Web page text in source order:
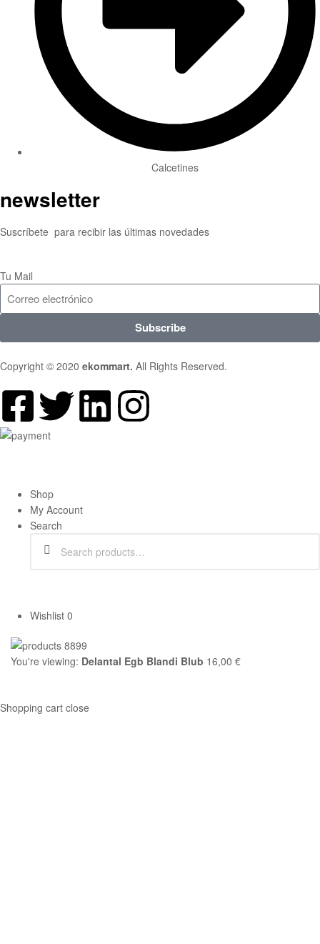
Calcetines
newsletter
Suscríbete para recibir las últimas novedades
Tu Mail
Subscribe
Copyright © 2020 ekommart. All Rights Reserved.
Shop
My Account
Search
Wishlist 0
You're viewing: Delantal Egb Blandi Blub 16,00 €
Shopping cart close